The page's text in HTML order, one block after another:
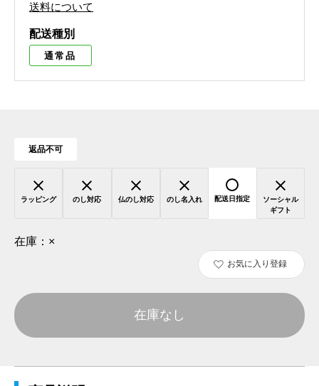
送料について
配送種別
通常品
返品不可
ラッピング のし対応 仏のし対応 のし名入れ 配送日指定
ソーシャル
ギフト
在庫： ×
お気に入り登録
在庫なし